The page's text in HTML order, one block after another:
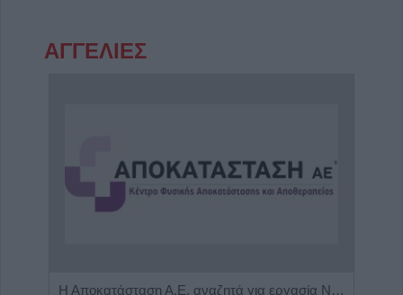
ΑΓΓΕΛΙΕΣ
Η Αποκατάσταση Α.Ε. αναζητά για εργασία Νοσηλευτές και Βοηθούς Νοσηλευτές